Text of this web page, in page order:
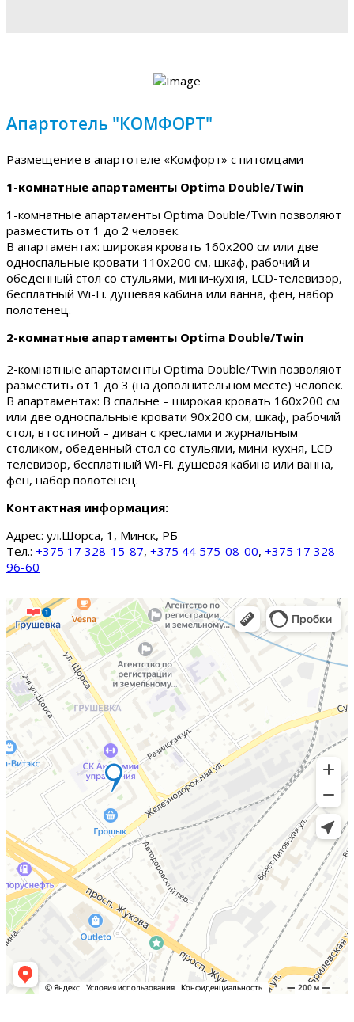
Апартотель "КОМФОРТ"
Размещение в апартотеле «Комфорт» с питомцами
1-комнатные апартаменты Optima Double/Twin
1-комнатные апартаменты Optima Double/Twin позволяют
разместить от 1 до 2 человек.
В апартаментах: широкая кровать 160х200 см или две
односпальные кровати 110х200 см, шкаф, рабочий и
обеденный стол со стульями, мини-кухня, LCD-телевизор,
бесплатный Wi-Fi. душевая кабина или ванна, фен, набор
полотенец.
2-комнатные апартаменты Optima Double/Twin
2-комнатные апартаменты Optima Double/Twin позволяют
разместить от 1 до 3 (на дополнительном месте) человек.
В апартаментах: В спальне – широкая кровать 160х200 см
или две односпальные кровати 90х200 см, шкаф, рабочий
стол, в гостиной – диван с креслами и журнальным
столиком, обеденный стол со стульями, мини-кухня, LCD-
телевизор, бесплатный Wi-Fi. душевая кабина или ванна,
фен, набор полотенец.
Контактная информация:
Адрес: ул.Щорса, 1, Минск, РБ
Тел.: +375 17 328-15-87, +375 44 575-08-00, +375 17 328-
96-60